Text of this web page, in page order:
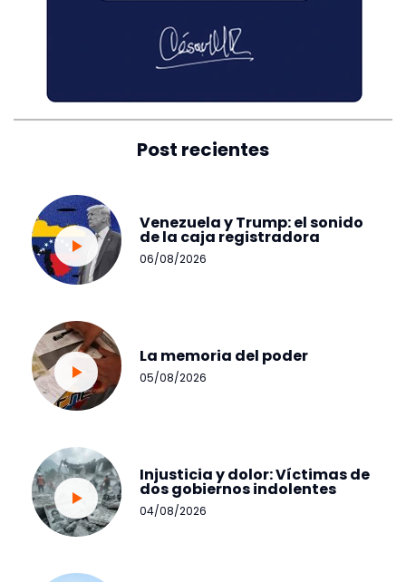
Post recientes
Venezuela y Trump: el sonido
de la caja registradora
06/08/2026
La memoria del poder
05/08/2026
Injusticia y dolor: Víctimas de
dos gobiernos indolentes
04/08/2026